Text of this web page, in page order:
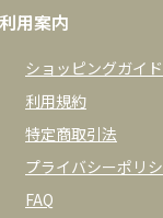
用案内
ショッピングガイド
利用規約
特定商取引法
プライバシーポリ
FAQ